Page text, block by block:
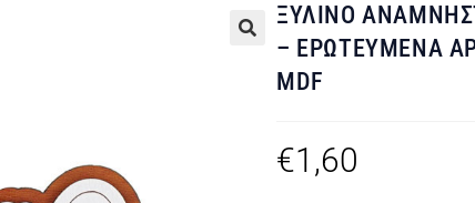
ΞΥΛΙΝΟ
– ΕΡΩΤΕΥΜΕΝΑ
MDF
€1,60